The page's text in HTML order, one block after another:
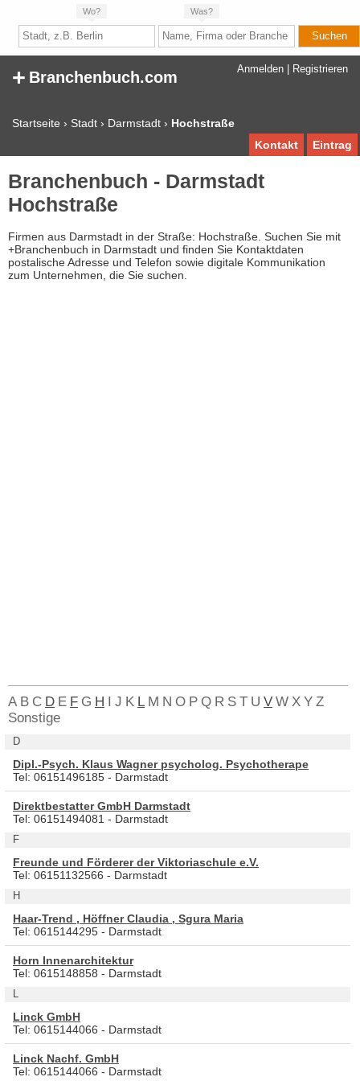
Wo? Was?
Anmelden Registrieren
+ Branchenbuch.com
Startseite › Stadt › Darmstadt › Hochstraße
Eintrag
Kontakt
Branchenbuch - Darmstadt
Hochstraße
Firmen aus Darmstadt in der Straße: Hochstraße. Suchen Sie mit
+Branchenbuch in Darmstadt und finden Sie Kontaktdaten
postalische Adresse und Telefon sowie digitale Kommunikation
zum Unternehmen, die Sie suchen.
A B C D E F G H I J K L M N O P Q R S T U V W X Y Z
Sonstige
D
Dipl.-Psych. Klaus Wagner psycholog. Psychotherape
Tel: 06151496185 - Darmstadt
Direktbestatter GmbH Darmstadt
Tel: 06151494081 - Darmstadt
F
Freunde und Förderer der Viktoriaschule e.V.
Tel: 06151132566 - Darmstadt
H
Haar-Trend , Höffner Claudia , Sgura Maria
Tel: 0615144295 - Darmstadt
Horn Innenarchitektur
Tel: 0615148858 - Darmstadt
Linck GmbH
Tel: 0615144066 - Darmstadt
Linck Nachf. GmbH
Tel: 0615144066 - Darmstadt